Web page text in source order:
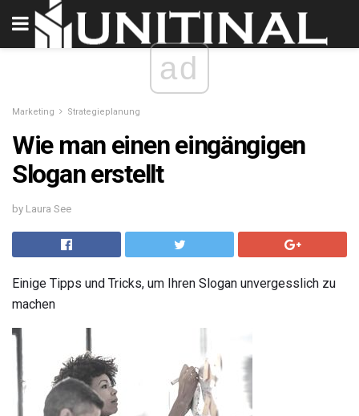
ad
Marketing Strategieplanung
Wie man einen eingängigen
Slogan erstellt
by Laura See
Einige Tipps und Tricks, um Ihren Slogan unvergesslich zu
machen